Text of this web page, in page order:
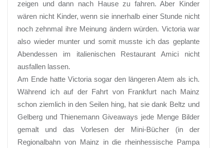
zeigen und dann nach Hause zu fahren. Aber Kinder
wären nicht Kinder, wenn sie innerhalb einer Stunde nicht
noch zehnmal ihre Meinung ändern würden. Victoria war
also wieder munter und somit musste ich das geplante
Abendessen im italienischen Restaurant Amici nicht
ausfallen lassen.
Am Ende hatte Victoria sogar den längeren Atem als ich.
Während ich auf der Fahrt von Frankfurt nach Mainz
schon ziemlich in den Seilen hing, hat sie dank Beltz und
Gelberg und Thienemann Giveaways jede Menge Bilder
gemalt und das Vorlesen der Mini-Bücher (in der
Regionalbahn von Mainz in die rheinhessische Pampa